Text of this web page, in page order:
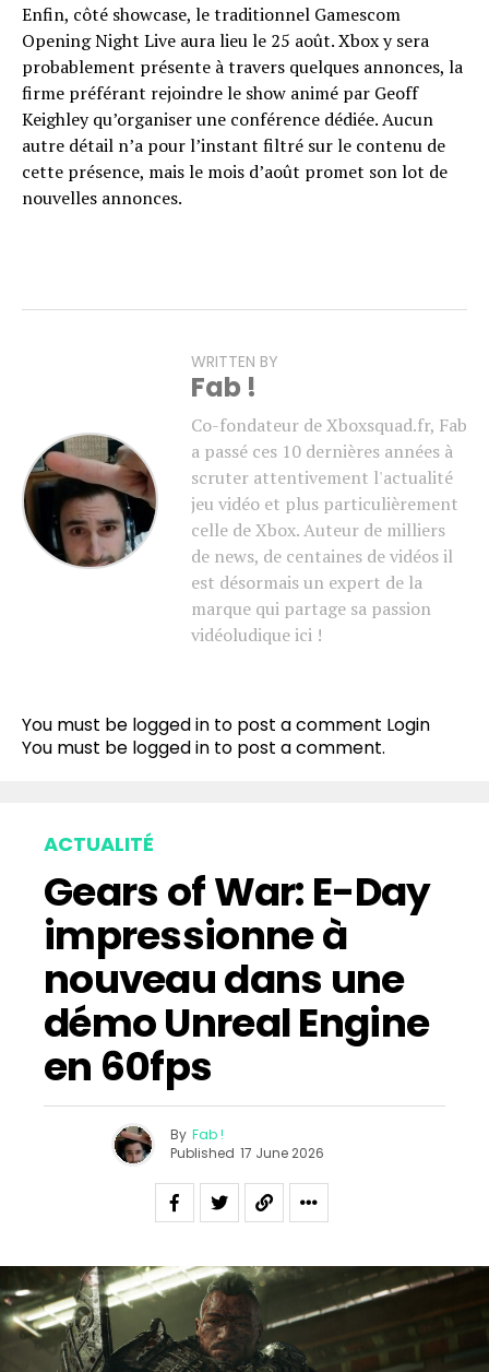
Enfin, côté showcase, le traditionnel Gamescom
Opening Night Live aura lieu le 25 août. Xbox y sera
probablement présente à travers quelques annonces, la
firme préférant rejoindre le show animé par Geoff
Keighley qu’organiser une conférence dédiée. Aucun
autre détail n’a pour l’instant filtré sur le contenu de
cette présence, mais le mois d’août promet son lot de
nouvelles annonces.
WRITTEN BY
Fab !
Co-fondateur de Xboxsquad.fr, Fab
a passé ces 10 dernières années à
scruter attentivement l'actualité
jeu vidéo et plus particulièrement
celle de Xbox. Auteur de milliers
de news, de centaines de vidéos il
est désormais un expert de la
marque qui partage sa passion
vidéoludique ici !
You must be logged in to post a comment Login
You must be logged in to post a comment.
ACTUALITÉ
Gears of War: E-Day
impressionne à
nouveau dans une
démo Unreal Engine
en 60fps
By Fab !
Published 17 June 2026